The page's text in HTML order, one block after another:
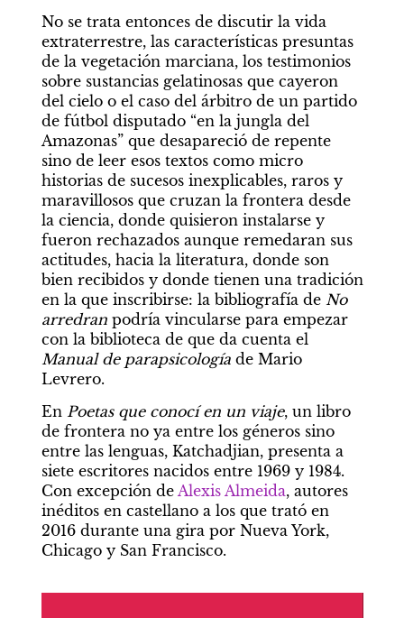
No se trata entonces de discutir la vida
extraterrestre, las características presuntas
de la vegetación marciana, los testimonios
sobre sustancias gelatinosas que cayeron
del cielo o el caso del árbitro de un partido
de fútbol disputado “en la jungla del
Amazonas” que desapareció de repente
sino de leer esos textos como micro
historias de sucesos inexplicables, raros y
maravillosos que cruzan la frontera desde
la ciencia, donde quisieron instalarse y
fueron rechazados aunque remedaran sus
actitudes, hacia la literatura, donde son
bien recibidos y donde tienen una tradición
en la que inscribirse: la bibliografía de No
arredran podría vincularse para empezar
con la biblioteca de que da cuenta el
Manual de parapsicología de Mario
Levrero.
En Poetas que conocí en un viaje, un libro
de frontera no ya entre los géneros sino
entre las lenguas, Katchadjian, presenta a
siete escritores nacidos entre 1969 y 1984.
Con excepción de Alexis Almeida, autores
inéditos en castellano a los que trató en
2016 durante una gira por Nueva York,
Chicago y San Francisco.